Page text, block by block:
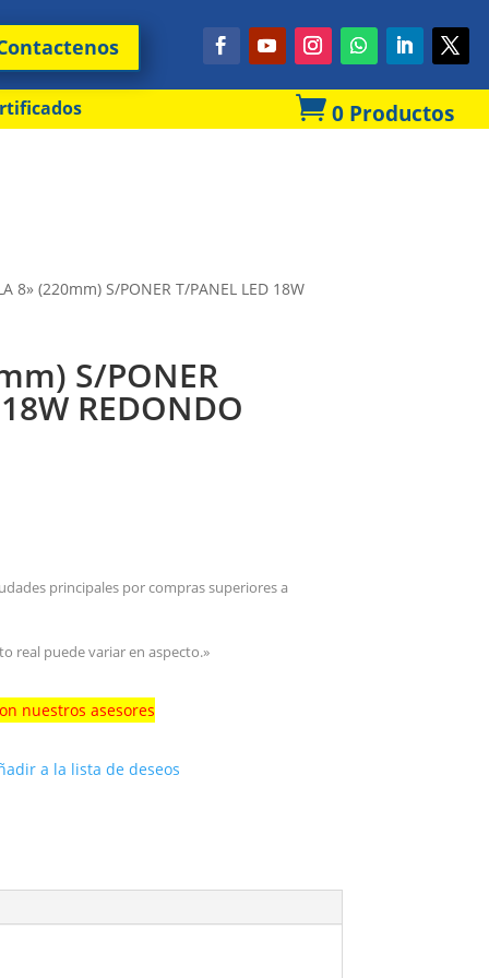
 0 Productos
8» (220mm) S/PONER T/PANEL LED 18W
S/PONER
REDONDO
principales por compras superiores a
real puede variar en aspecto.»
nuestros asesores
a la lista de deseos